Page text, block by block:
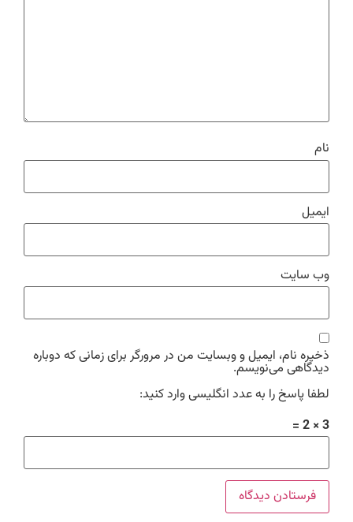
نام
ایمیل
وب‌ سایت
ذخیره نام، ایمیل و وبسایت من در مرورگر برای زمانی که دوباره
دیدگاهی می‌نویسم.
لطفا پاسخ را به عدد انگلیسی وارد کنید:
3 × 2 =